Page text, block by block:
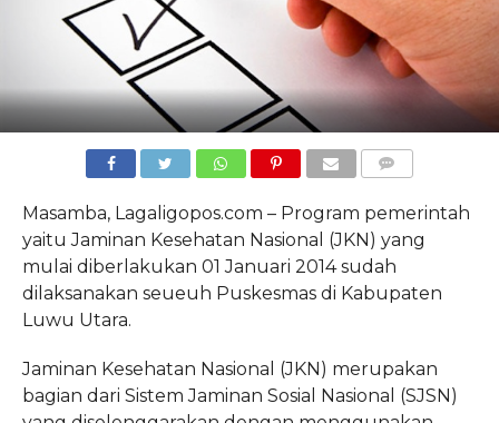
Masamba, Lagaligopos.com – Program pemerintah
yaitu Jaminan Kesehatan Nasional (JKN) yang
mulai diberlakukan 01 Januari 2014 sudah
dilaksanakan seueuh Puskesmas di Kabupaten
Luwu Utara.
Jaminan Kesehatan Nasional (JKN) merupakan
bagian dari Sistem Jaminan Sosial Nasional (SJSN)